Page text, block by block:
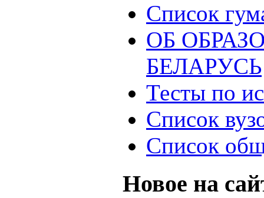
Список
ОБ
БЕЛАРУСЬ
Тесты по
Список
Список
Новое на